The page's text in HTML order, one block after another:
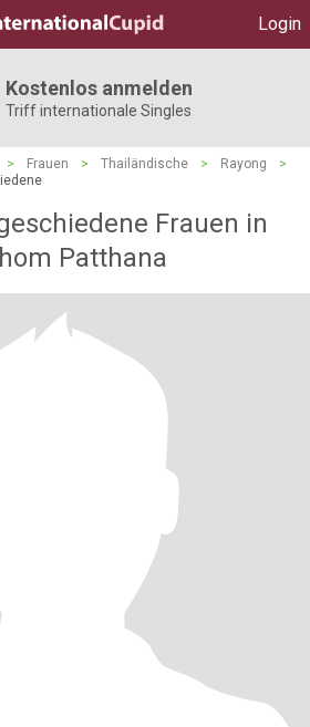
Login
Kostenlos anmelden
Triff internationale Singles
> Frauen > Thailändische > Rayong
>
Frauen in
Patthana